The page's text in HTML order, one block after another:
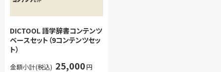
DICTOOL 語学辞書コンテンツ
ベースセット（9コンテンツセッ
ト）
金額小計(税込) 25,000円